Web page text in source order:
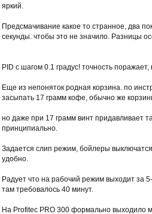
яркий.
Предсмачивание какое то странное, два
секунды. чтобы это не значило. Разницы
PID с шагом 0.1 градус! точность
Еще из непоняток родная корзина. по
засыпать 17 грамм кофе, обычно же
но даже при 17 грамм винт придавливает
принципиально.
Задается слип режим, бойлеры
удобно.
Радует что на рабочий режим выходит за
там требовалось 40 минут.
На Profitec PRO 300 формально выходило